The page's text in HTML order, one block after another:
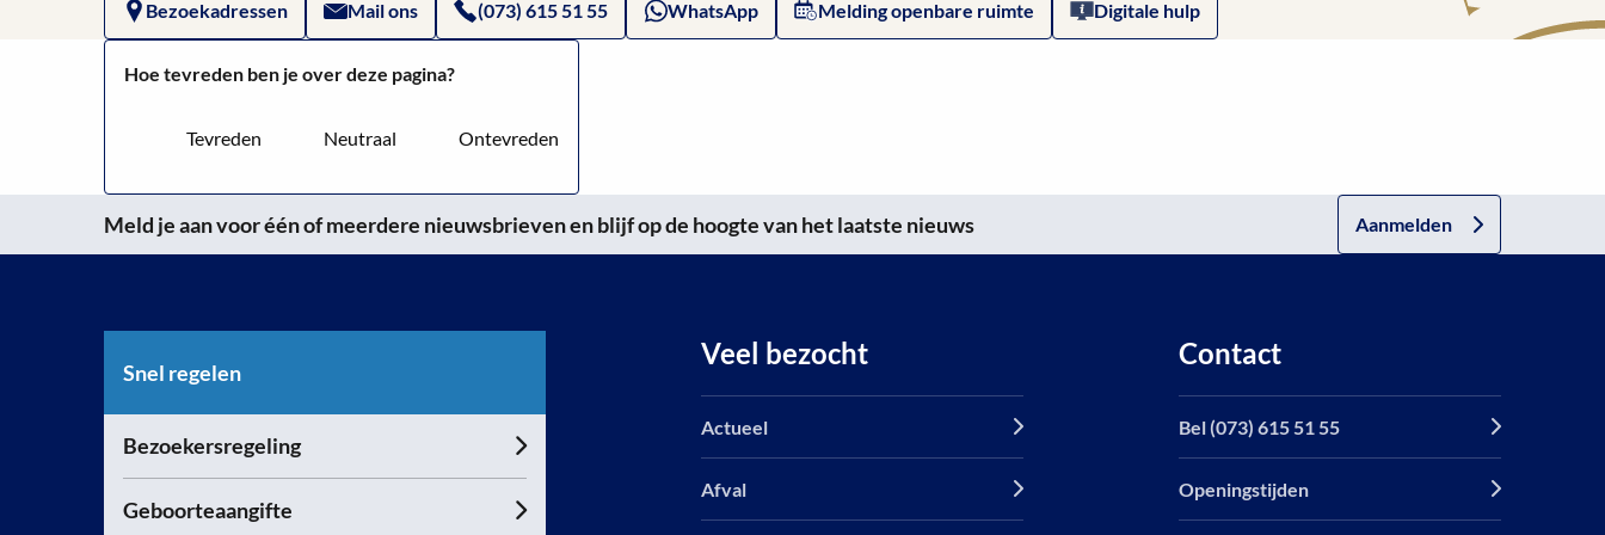
Bezoekadressen Mail ons (073) 615 51 55 WhatsApp Melding openbare ruimte Digitale hulp
Hoe tevreden ben je over deze pagina?
Tevreden Neutraal Ontevreden
Meld je aan voor één of meerdere nieuwsbrieven en blijf op de hoogte van het laatste nieuws Aanmelden
Snel regelen
Bezoekersregeling
Geboorteaangifte
Veel bezocht
Actueel
Afval
Contact
Bel (073) 615 51 55
Openingstijden